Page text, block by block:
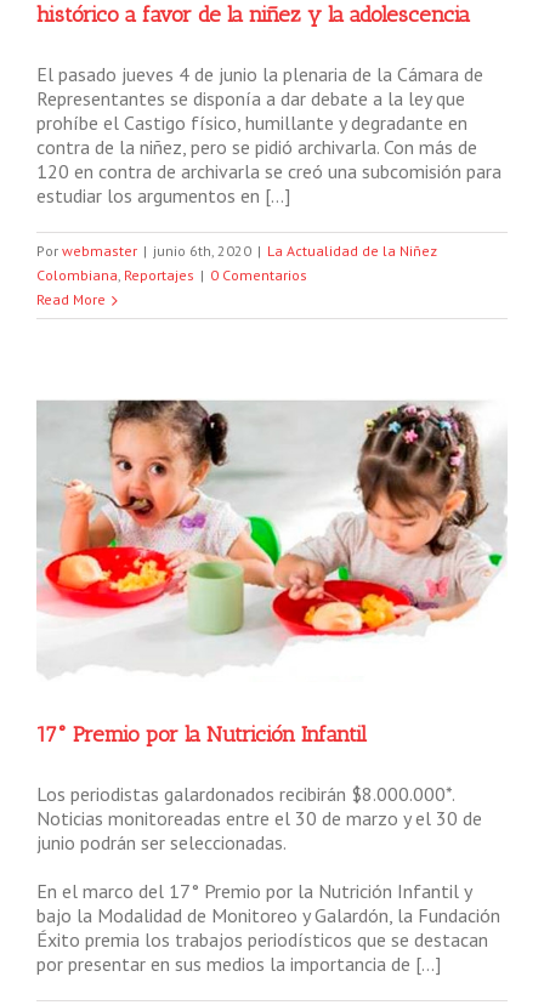
histórico a favor de la niñez y la adolescencia
El pasado jueves 4 de junio la plenaria de la Cámara de
Representantes se disponía a dar debate a la ley que
prohíbe el Castigo físico, humillante y degradante en
contra de la niñez, pero se pidió archivarla. Con más de
120 en contra de archivarla se creó una subcomisión para
estudiar los argumentos en […]
Por webmaster | junio 6th, 2020 | La Actualidad de la Niñez
Colombiana, Reportajes | 0 Comentarios
Read More
17° Premio por la Nutrición Infantil
Los periodistas galardonados recibirán $8.000.000*.
Noticias monitoreadas entre el 30 de marzo y el 30 de
junio podrán ser seleccionadas.
En el marco del 17° Premio por la Nutrición Infantil y
bajo la Modalidad de Monitoreo y Galardón, la Fundación
Éxito premia los trabajos periodísticos que se destacan
por presentar en sus medios la importancia de […]